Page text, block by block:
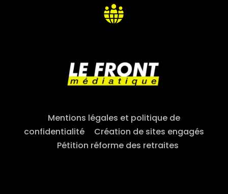
Mentions légales et politique de
confidentialité– Création de sites engagés
Pétition réforme des retraites